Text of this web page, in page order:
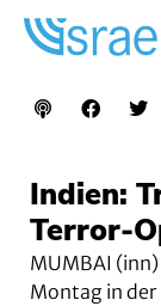
Indien:
Terror-
MUMBAI
Montag in